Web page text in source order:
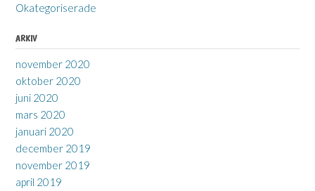
Okategoriserade
ARKIV
november 2020
oktober 2020
juni 2020
mars 2020
januari 2020
december 2019
november 2019
april 2019